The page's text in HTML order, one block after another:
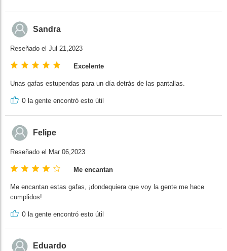
Sandra
Reseñado el Jul 21,2023
Excelente
Unas gafas estupendas para un día detrás de las pantallas.
0 la gente encontró esto útil
Felipe
Reseñado el Mar 06,2023
Me encantan
Me encantan estas gafas, ¡dondequiera que voy la gente me hace
cumplidos!
0 la gente encontró esto útil
Eduardo